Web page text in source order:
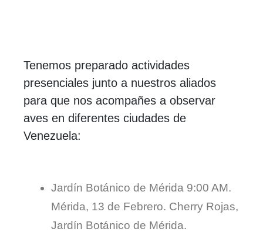
Tenemos preparado actividades
presenciales junto a nuestros aliados
para que nos acompañes a observar
aves en diferentes ciudades de
Venezuela:
Jardín Botánico de Mérida 9:00 AM.
Mérida, 13 de Febrero. Cherry Rojas,
Jardín Botánico de Mérida.